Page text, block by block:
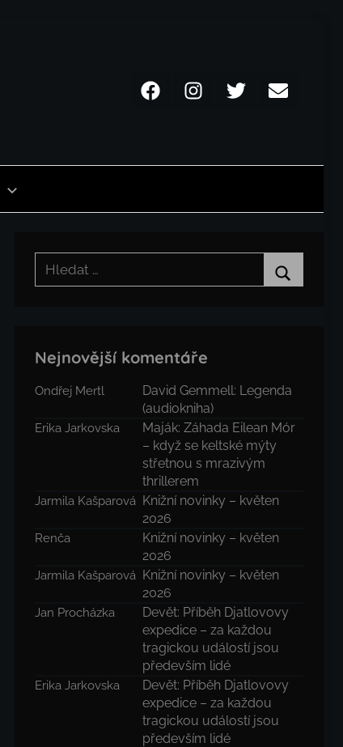
FacebookInstagramTwitterEmail
Hledat:
Nejnovější komentáře
Ondřej Mertl
David Gemmell: Legenda
(audiokniha)
Erika Jarkovska
Maják: Záhada Eilean Mór
– když se keltské mýty
střetnou s mrazivým
thrillerem
Jarmila Kašparová Knižní novinky – květen
2026
Renča
Knižní novinky – květen
2026
Jarmila Kašparová Knižní novinky – květen
2026
Jan Procházka
Devět: Příběh Djatlovovy
expedice – za každou
tragickou událostí jsou
především lidé
Erika Jarkovska
Devět: Příběh Djatlovovy
expedice – za každou
tragickou událostí jsou
především lidé